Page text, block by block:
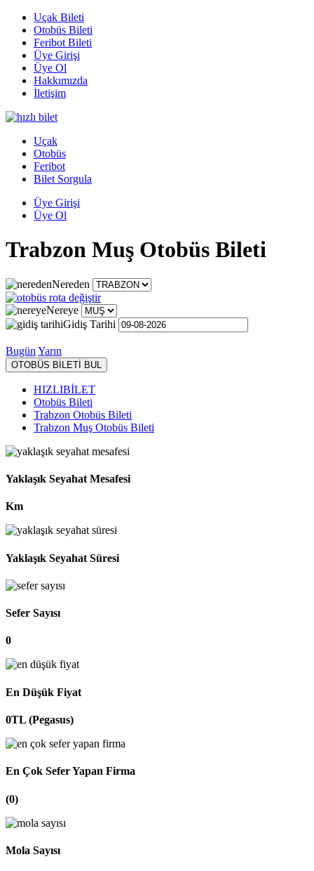
Uçak Bileti
Otobüs Bileti
Feribot Bileti
Üye Girişi
Üye Ol
Hakkımızda
İletişim
Uçak
Otobüs
Feribot
Bilet Sorgula
Üye Girişi
Üye Ol
Trabzon Muş Otobüs Bileti
Nereden
Nereye
Gidiş Tarihi
Bugün Yarın
OTOBÜS BİLETİ BUL
HIZLIBİLET
Otobüs Bileti
Trabzon Otobüs Bileti
Trabzon Muş Otobüs Bileti
Yaklaşık Seyahat Mesafesi
Km
Yaklaşık Seyahat Süresi
Sefer Sayısı
0
En Düşük Fiyat
0TL (Pegasus)
En Çok Sefer Yapan Firma
(0)
Mola Sayısı